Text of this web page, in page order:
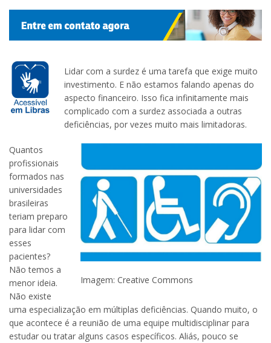
Lidar com a surdez é uma tarefa que exige muito
investimento. E não estamos falando apenas do
aspecto financeiro. Isso fica infinitamente mais
complicado com a surdez associada a outras
deficiências, por vezes muito mais limitadoras.
Imagem: Creative Commons
Quantos
profissionais
formados nas
universidades
brasileiras
teriam preparo
para lidar com
esses
pacientes?
Não temos a
menor ideia.
Não existe
uma especialização em múltiplas deficiências. Quando muito, o
que acontece é a reunião de uma equipe multidisciplinar para
estudar ou tratar alguns casos específicos. Aliás, pouco se